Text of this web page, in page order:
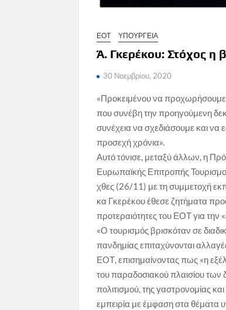
ΕΟΤ ΥΠΟΥΡΓΕΙΑ
Ά. Γκερέκου: Στόχος η
30 Νοεμβρίου, 2020
«Προκειμένου να
που συνέβη την προηγούμενη
συνέχεια να σχεδιάσουμε και να
προσεχή χρόνια».
Αυτό τόνισε, μεταξύ άλλων, η
Ευρωπαϊκής Επιτροπής
χθες (26/11) με τη συμμετοχή
κα Γκερέκου έθεσε ζητήματα
προτεραιότητες του ΕΟΤ για την
«Ο τουρισμός βρισκόταν σε
πανδημίας επιταχύνονται
ΕΟΤ, επισημαίνοντας πως «η
του παραδοσιακού πλαισίου
πολιτισμού, της γαστρονομίας
εμπειρία με έμφαση στα θέματα